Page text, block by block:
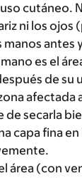
cutáneo.
ni los ojos
manos antes
mano es el
de su
afectada
de secarla
capa fina
área (con